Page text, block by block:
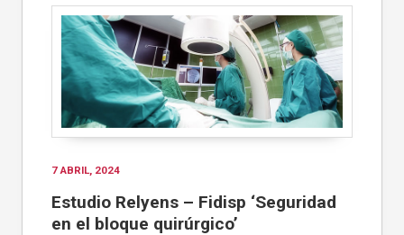
7 ABRIL, 2024
Estudio Relyens – Fidisp ‘Seguridad
en el bloque quirúrgico’